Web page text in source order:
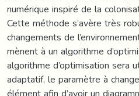
numérique inspiré de la
Cette méthode s’avère très
changements de
mènent à un algorithme
algorithme d’optimisation sera
adaptatif, le paramètre à